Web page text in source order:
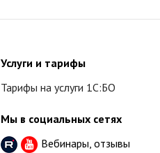
Услуги и тарифы
Тарифы на услуги 1С:БО
Мы в социальных сетях
Вебинары, отзывы